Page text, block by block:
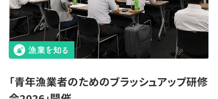
「青年漁業者のためのブラッシュアップ研修